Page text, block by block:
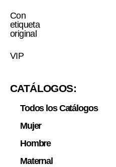
Con
etiqueta
original
VIP
CATÁLOGOS:
Todos los Catálogos
Mujer
Hombre
Maternal